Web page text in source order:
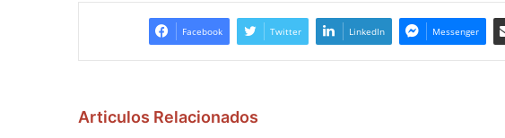
Facebook Twitter LinkedIn Messenger
Articulos Relacionados